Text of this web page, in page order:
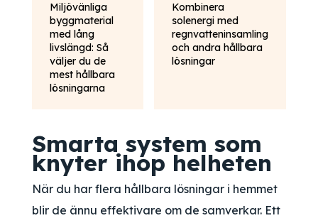
Miljövänliga
byggmaterial
med lång
livslängd: Så
väljer du de
mest hållbara
lösningarna
Kombinera
solenergi med
regnvatteninsamling
och andra hållbara
lösningar
Smarta system som
knyter ihop helheten
När du har flera hållbara lösningar i hemmet
blir de ännu effektivare om de samverkar. Ett